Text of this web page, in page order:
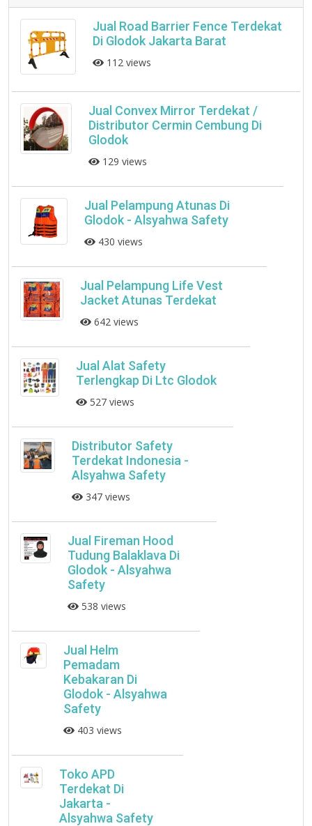
Jual Road Barrier Fence Terdekat
Di Glodok Jakarta Barat
112 views
Jual Convex Mirror Terdekat /
Distributor Cermin Cembung Di
Glodok
129 views
Jual Pelampung Atunas Di
Glodok - Alsyahwa Safety
430 views
Jual Pelampung Life Vest
Jacket Atunas Terdekat
642 views
Jual Alat Safety
Terlengkap Di Ltc Glodok
527 views
Distributor Safety
Terdekat Indonesia -
Alsyahwa Safety
347 views
Jual Fireman Hood
Tudung Balaklava Di
Glodok - Alsyahwa
Safety
538 views
Jual Helm
Pemadam
Kebakaran Di
Glodok - Alsyahwa
Safety
403 views
Toko APD
Terdekat Di
Jakarta -
Alsyahwa Safety